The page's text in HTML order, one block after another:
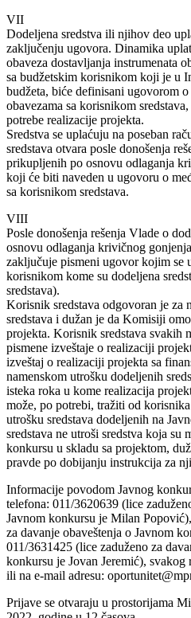
VII
Dodeljena sredstva ili njihov deo
zaključenju ugovora. Dinamika
obaveza dostavljanja instrumenata
sa budžetskim korisnikom koji je u
budžeta, biće definisani ugovorom
obavezama sa korisnikom
potrebe realizacije projekta.
Sredstva se uplaćuju na poseban
sredstava otvara posle donošenja
prikupljenih po osnovu odlaganja
koji će biti naveden u ugovoru o
sa korisnikom sredstava.
VIII
Posle donošenja rešenja Vlade o
osnovu odlaganja krivičnog
zaključuje pismeni ugovor kojim se
korisnikom kome su dodeljena
sredstava).
Korisnik sredstava odgovoran je za
sredstava i dužan je da Komisiji
projekta. Korisnik sredstava svakih
pismene izveštaje o realizaciji
izveštaj o realizaciji projekta sa
namenskom utrošku dodeljenih
isteka roka u kome realizacija
može, po potrebi, tražiti od
utrošku sredstava dodeljenih na
sredstava ne utroši sredstva koja su
konkursu u skladu sa projektom,
pravde po dobijanju instrukcija za
Informacije povodom Javnog
telefona: 011/3620639 (lice
Javnom konkursu je Milan
za davanje obaveštenja o Javnom
011/3631425 (lice zaduženo za
konkursu je Jovan Jeremić), svakog
ili na e-mail adresu:
Prijave se otvaraju u prostorijama